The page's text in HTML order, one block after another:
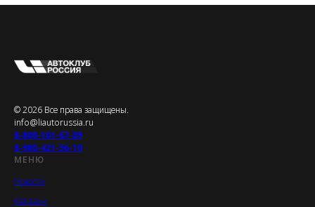
© 2026 Все права защищены.
info@liautorussia.ru
8-800-101-67-89
8-980-421-56-10
МЕНЮ
Новости
Магазин